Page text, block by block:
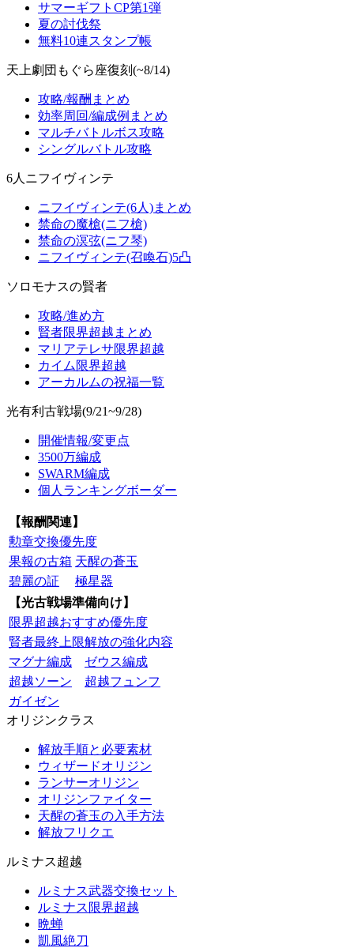
サマーギフトCP第1弾
夏の討伐祭
無料10連スタンプ帳
天上劇団もぐら座復刻(~8/14)
攻略/報酬まとめ
効率周回/編成例まとめ
マルチバトルボス攻略
シングルバトル攻略
6人ニフイヴィンテ
ニフイヴィンテ(6人)まとめ
禁命の魔槍(ニフ槍)
禁命の溟弦(ニフ琴)
ニフイヴィンテ(召喚石)5凸
ソロモナスの賢者
攻略/進め方
賢者限界超越まとめ
マリアテレサ限界超越
カイム限界超越
アーカルムの祝福一覧
光有利古戦場(9/21~9/28)
開催情報/変更点
3500万編成
SWARM編成
個人ランキングボーダー
【報酬関連】
勲章交換優先度
果報の古箱 天醒の蒼玉
碧麗の証
極星器
【光古戦場準備向け】
限界超越おすすめ優先度
賢者最終上限解放の強化内容
マグナ編成
ゼウス編成
超越ソーン
超越フュンフ
ガイゼン
オリジンクラス
解放手順と必要素材
ウィザードオリジン
ランサーオリジン
オリジンファイター
天醒の蒼玉の入手方法
解放フリクエ
ルミナス超越
ルミナス武器交換セット
ルミナス限界超越
晩蝉
凱風絶刀